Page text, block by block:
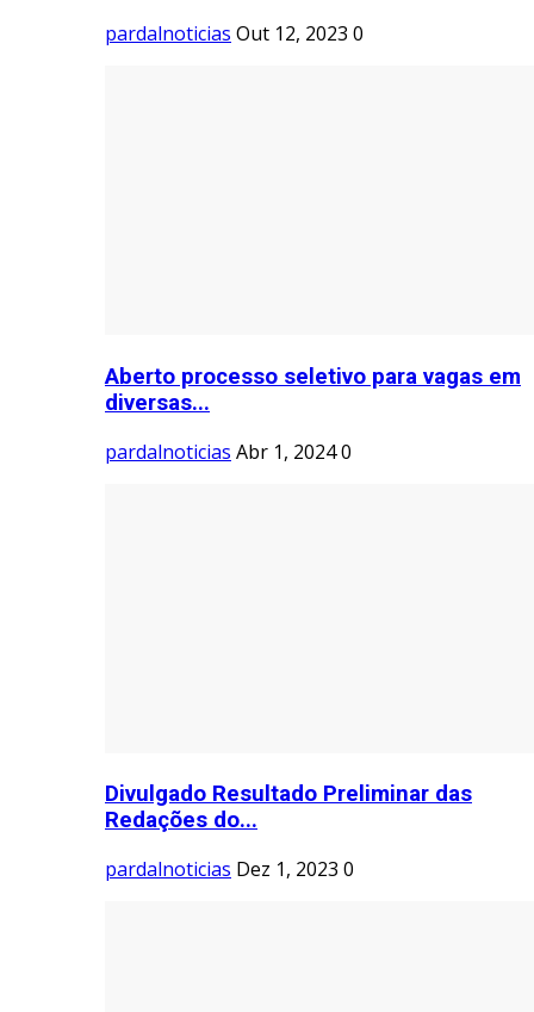
pardalnoticias Out 12, 2023 0
Aberto processo seletivo para vagas em
diversas...
pardalnoticias Abr 1, 20240
Divulgado Resultado Preliminar das
Redações do...
pardalnoticias Dez 1, 2023 0